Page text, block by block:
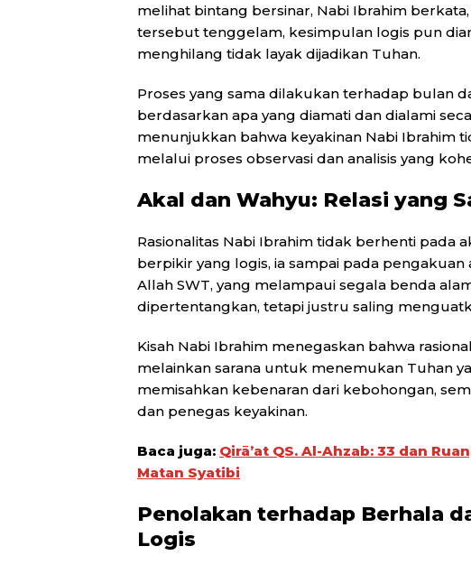
melihat bintang bersinar, Nabi Ibrahim berkata,
tersebut tenggelam, kesimpulan logis pun
menghilang tidak layak dijadikan Tuhan.
Proses yang sama dilakukan terhadap bulan
berdasarkan apa yang diamati dan dialami
menunjukkan bahwa keyakinan Nabi Ibrahim
melalui proses observasi dan analisis yang
Akal dan Wahyu: Relasi yang
Rasionalitas Nabi Ibrahim tidak berhenti pada
berpikir yang logis, ia sampai pada pengakuan
Allah SWT, yang melampaui segala benda
dipertentangkan, tetapi justru saling
Kisah Nabi Ibrahim menegaskan bahwa
melainkan sarana untuk menemukan Tuhan
memisahkan kebenaran dari kebohongan,
dan penegas keyakinan.
Baca juga: Qirā’at QS. Al-Ahzab: 33 dan
Matan Syatibi
Penolakan terhadap Berhala
Logis